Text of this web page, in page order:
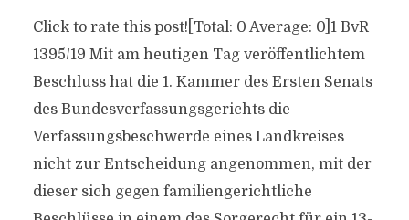
Click to rate this post![Total: 0 Average: 0]1 BvR
1395/19 Mit am heutigen Tag veröffentlichtem
Beschluss hat die 1. Kammer des Ersten Senats
des Bundesverfassungsgerichts die
Verfassungsbeschwerde eines Landkreises
nicht zur Entscheidung angenommen, mit der
dieser sich gegen familiengerichtliche